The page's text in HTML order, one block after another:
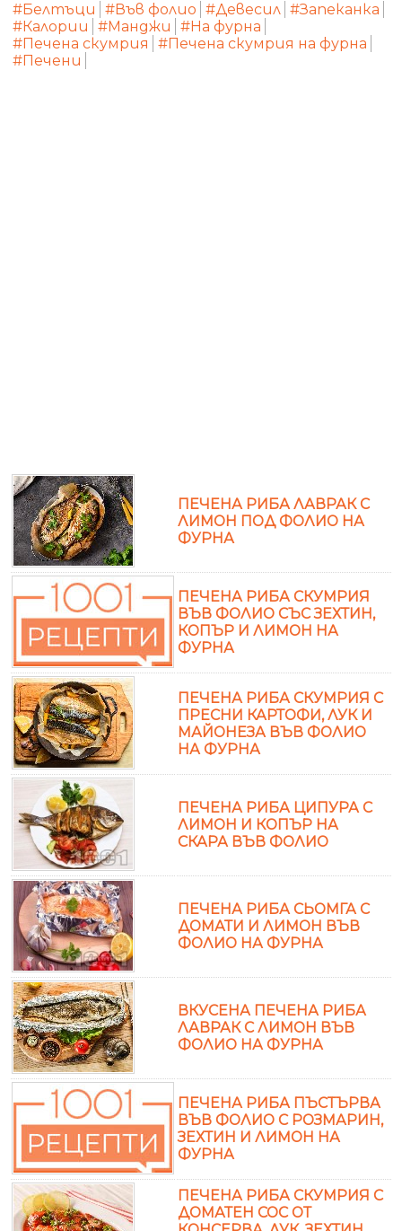
#Белтъци #Във фолио #Девесил #Запеканка
#Калории
#Манджи
#На фурна
#Печена скумрия
#Печена скумрия на фурна
#Печени
ПЕЧЕНА РИБА ЛАВРАК С
ЛИМОН ПОД ФОЛИО НА
ФУРНА
ПЕЧЕНА РИБА СКУМРИЯ
ВЪВ ФОЛИО СЪС ЗЕХТИН,
КОПЪР И ЛИМОН НА
ФУРНА
ПЕЧЕНА РИБА СКУМРИЯ С
ПРЕСНИ КАРТОФИ, ЛУК И
МАЙОНЕЗА ВЪВ ФОЛИО
НА ФУРНА
ПЕЧЕНА РИБА ЦИПУРА С
ЛИМОН И КОПЪР НА
СКАРА ВЪВ ФОЛИО
ПЕЧЕНА РИБА СЬОМГА С
ДОМАТИ И ЛИМОН ВЪВ
ФОЛИО НА ФУРНА
ВКУСЕНА ПЕЧЕНА РИБА
ЛАВРАК С ЛИМОН ВЪВ
ФОЛИО НА ФУРНА
ПЕЧЕНА РИБА ПЪСТЪРВА
ВЪВ ФОЛИО С РОЗМАРИН,
ЗЕХТИН И ЛИМОН НА
ФУРНА
ПЕЧЕНА РИБА СКУМРИЯ С
ДОМАТЕН СОС ОТ